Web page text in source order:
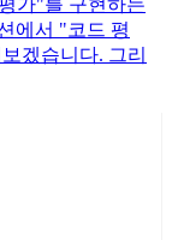
가"를 구현하는
에서 "코드 평
겠습니다. 그리